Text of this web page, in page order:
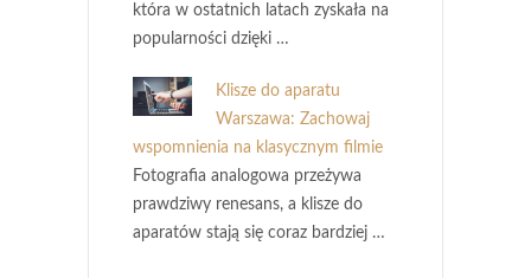
która w ostatnich latach zyskała na
popularności dzięki …
Klisze do aparatu
Warszawa: Zachowaj
wspomnienia na klasycznym filmie
Fotografia analogowa przeżywa
prawdziwy renesans, a klisze do
aparatów stają się coraz bardziej …